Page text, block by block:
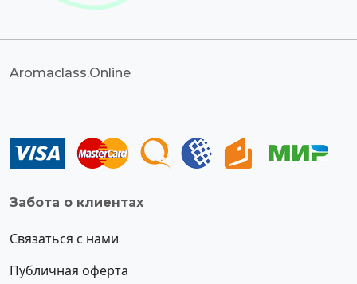
Aromaclass.Online
Забота о клиентах
Связаться с нами
Публичная оферта